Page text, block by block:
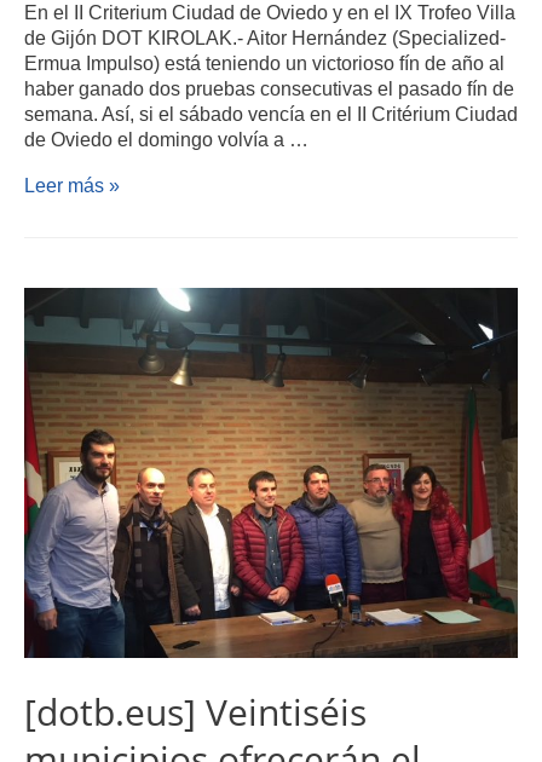
En el II Criterium Ciudad de Oviedo y en el IX Trofeo Villa
de Gijón DOT KIROLAK.- Aitor Hernández (Specialized-
Ermua Impulso) está teniendo un victorioso fín de año al
haber ganado dos pruebas consecutivas el pasado fín de
semana. Así, si el sábado vencía en el II Critérium Ciudad
de Oviedo el domingo volvía a …
Leer más »
[dotb.eus] Veintiséis